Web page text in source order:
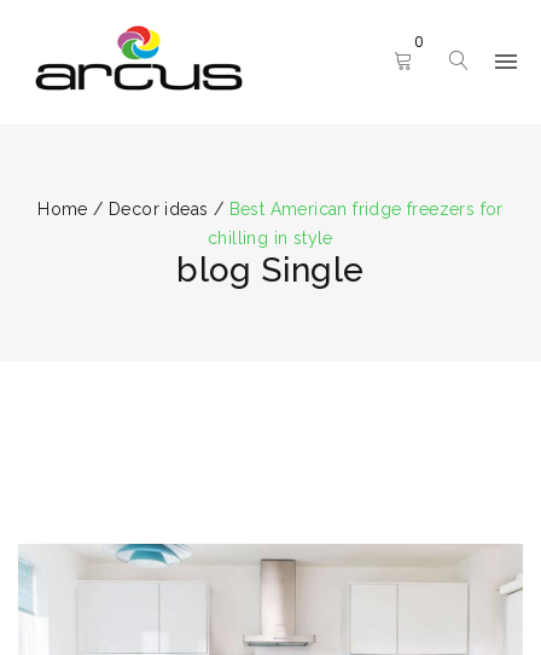
0
Home / Decor ideas / Best American fridge freezers for
chilling in style
blog Single